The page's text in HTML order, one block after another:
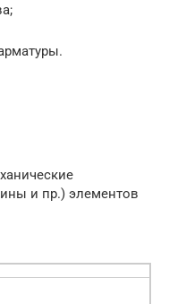
и пр.) элементов